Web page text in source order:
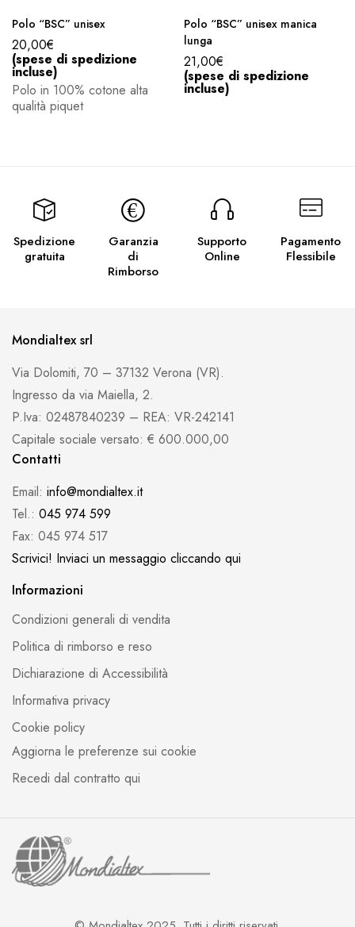
Polo “BSC” unisex
20,00€
(spese di spedizione
incluse)
Polo in 100% cotone alta
qualità piquet
Polo “BSC” unisex manica
lunga
21,00€
(spese di spedizione
incluse)
Spedizione
gratuita
Garanzia
di
Rimborso
Supporto
Online
Pagamento
Flessibile
Mondialtex srl
Via Dolomiti, 70 – 37132 Verona (VR).
Ingresso da via Maiella, 2.
P.Iva: 02487840239 – REA: VR-242141
Capitale sociale versato: € 600.000,00
Contatti
Email: info@mondialtex.it
Tel.: 045 974 599
Fax: 045 974 517
Scrivici! Inviaci un messaggio cliccando qui
Informazioni
Condizioni generali di vendita
Politica di rimborso e reso
Dichiarazione di Accessibilità
Informativa privacy
Cookie policy
Aggiorna le preferenze sui cookie
Recedi dal contratto qui